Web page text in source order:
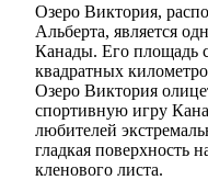
Озеро Виктория,
Альберта, является
Канады. Его площадь
квадратных
Озеро Виктория
спортивную игру
любителей
гладкая поверхность
кленового листа.